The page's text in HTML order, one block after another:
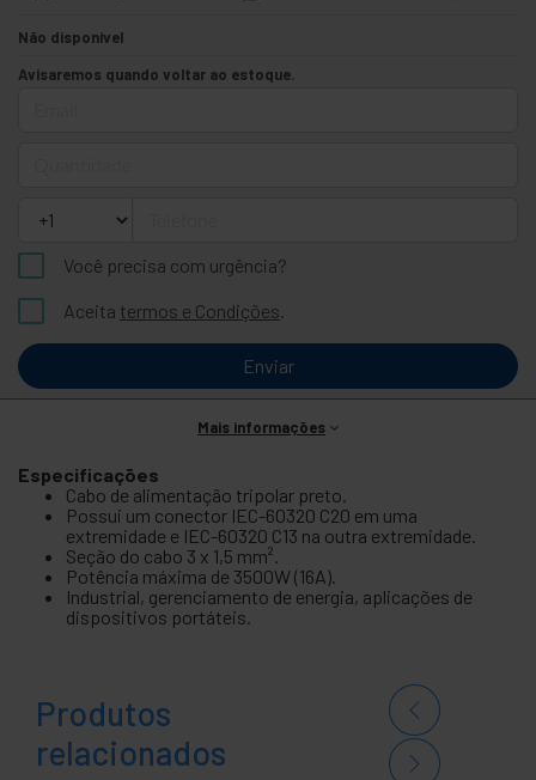
Não disponível
Avisaremos quando voltar ao estoque.
Você precisa com urgência?
Aceita termos e Condições.
Enviar
Mais informações
Especificações
Cabo de alimentação tripolar preto.
Possui um conector IEC-60320 C20 em uma
extremidade e IEC-60320 C13 na outra extremidade.
Seção do cabo 3 x 1,5 mm².
Potência máxima de 3500W (16A).
Industrial, gerenciamento de energia, aplicações de
dispositivos portáteis.
Produtos
relacionados